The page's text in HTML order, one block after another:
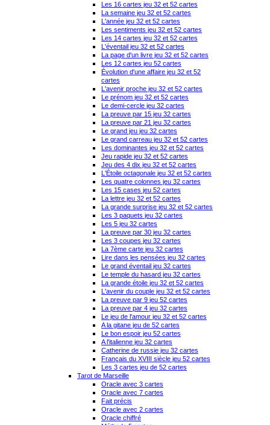
Les 16 cartes jeu 32 et 52 cartes
La semaine jeu 32 et 52 cartes
L'année jeu 32 et 52 cartes
Les sentiments jeu 32 et 52 cartes
Les 14 cartes jeu 32 et 52 cartes
L'éventail jeu 32 et 52 cartes
La page d'un livre jeu 32 et 52 cartes
Les 12 cartes jeu 52 cartes
Évolution d'une affaire jeu 32 et 52
cartes
L'avenir proche jeu 32 et 52 cartes
Le prénom jeu 32 et 52 cartes
Le demi-cercle jeu 32 cartes
La preuve par 15 jeu 32 cartes
La preuve par 21 jeu 32 cartes
Le grand jeu jeu 32 cartes
Le grand carreau jeu 32 et 52 cartes
Les dominantes jeu 32 et 52 cartes
Jeu rapide jeu 32 et 52 cartes
Jeu des 4 dix jeu 32 et 52 cartes
L'Étoile octagonale jeu 32 et 52 cartes
Les quatre colonnes jeu 32 cartes
Les 15 cases jeu 52 cartes
La lettre jeu 32 et 52 cartes
La grande surprise jeu 32 et 52 cartes
Les 3 paquets jeu 32 cartes
Les 5 jeu 32 cartes
La preuve par 30 jeu 32 cartes
Les 3 coupes jeu 32 cartes
La 7ème carte jeu 32 cartes
Lire dans les pensées jeu 32 cartes
Le grand éventail jeu 32 cartes
Le temple du hasard jeu 32 cartes
La grande étoile jeu 32 et 52 cartes
L'avenir du couple jeu 32 et 52 cartes
La preuve par 9 jeu 52 cartes
La preuve par 4 jeu 32 cartes
Le jeu de l'amour jeu 32 et 52 cartes
A la gitane jeu de 52 cartes
Le bon espoir jeu 52 cartes
A l'italienne jeu 32 cartes
Catherine de russie jeu 32 cartes
Français du XVIII siècle jeu 52 cartes
Les 3 cartes jeu de 52 cartes
Tarot de Marseille
Oracle avec 3 cartes
Oracle avec 7 cartes
Fait précis
Oracle avec 2 cartes
Oracle chiffré